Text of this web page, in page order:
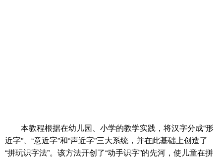
本教程根据在幼儿园、小学的教学实践，将汉字分成“形
近字”、“意近字”和“声近字”三大系统，并在此基础上创造了
“拼玩识字法”。该方法开创了“动手识字”的先河，使儿童在拼